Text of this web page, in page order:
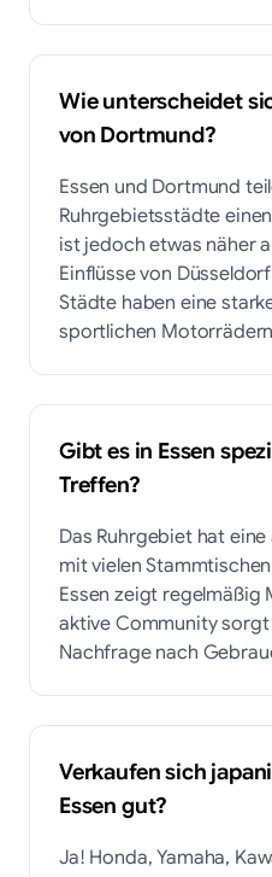
Wie unterscheidet
von Dortmund?
Essen und Dortmund
Ruhrgebietsstädte
ist jedoch etwas näher
Einflüsse von
Städte haben eine
sportlichen
Gibt es in Essen
Treffen?
Das Ruhrgebiet hat
mit vielen
Essen zeigt
aktive Community
Nachfrage nach
Verkaufen sich
Essen gut?
Ja! Honda, Yamaha,